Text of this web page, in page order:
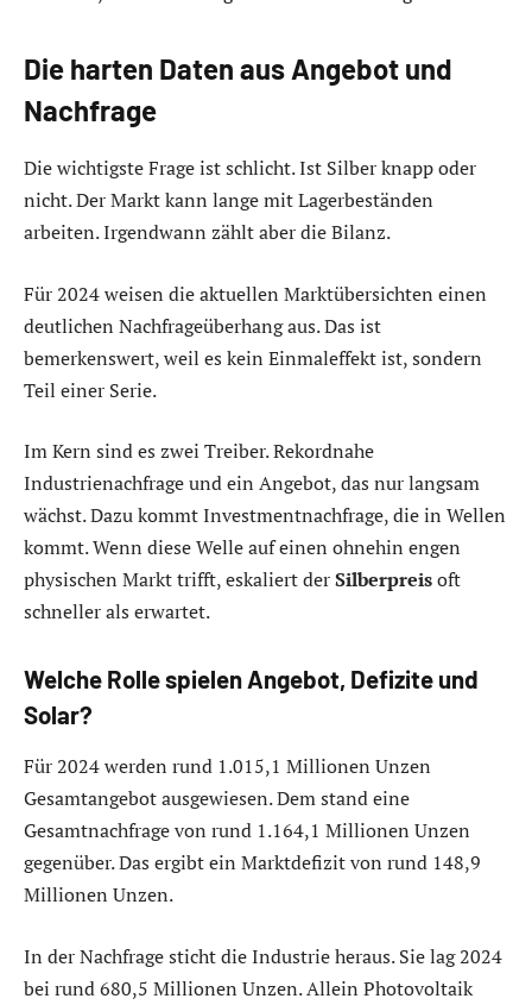
Die harten Daten aus Angebot und
Nachfrage
Die wichtigste Frage ist schlicht. Ist Silber knapp oder
nicht. Der Markt kann lange mit Lagerbeständen
arbeiten. Irgendwann zählt aber die Bilanz.
Für 2024 weisen die aktuellen Marktübersichten einen
deutlichen Nachfrageüberhang aus. Das ist
bemerkenswert, weil es kein Einmaleffekt ist, sondern
Teil einer Serie.
Im Kern sind es zwei Treiber. Rekordnahe
Industrienachfrage und ein Angebot, das nur langsam
wächst. Dazu kommt Investmentnachfrage, die in Wellen
kommt. Wenn diese Welle auf einen ohnehin engen
physischen Markt trifft, eskaliert derSilberpreisoft
schneller als erwartet.
Welche Rolle spielen Angebot, Defizite und
Solar?
Für 2024 werden rund 1.015,1 Millionen Unzen
Gesamtangebot ausgewiesen. Dem stand eine
Gesamtnachfrage von rund 1.164,1 Millionen Unzen
gegenüber. Das ergibt ein Marktdefizit von rund 148,9
Millionen Unzen.
In der Nachfrage sticht die Industrie heraus. Sie lag 2024
bei rund 680,5 Millionen Unzen. Allein Photovoltaik